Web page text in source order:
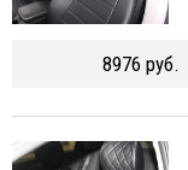
8976 руб.